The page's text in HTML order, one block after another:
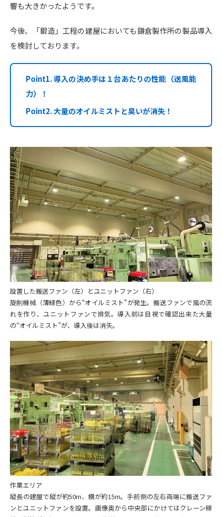
響も大きかったようです。
今後、「鍛造」工程の建屋においても鎌倉製作所の製品導入
を検討しております。
Point1. 導入の決め手は１台あたりの性能（送風能
力）！
Point2. 大量のオイルミストと臭いが消失！
設置した搬送ファン（左）とユニットファン（右）
旋削機械（薄緑色）から“オイルミスト”が発生。搬送ファンで風の流
れを作り、ユニットファンで排気。導入前は目視で確認出来た大量
の“オイルミスト”が、導入後は消失。
作業エリア
縦長の建屋で縦が約50m、横が約15m。手前側の左右両端に搬送ファ
ンとユニットファンを設置。画像奥から中央部にかけてはクレーン稼